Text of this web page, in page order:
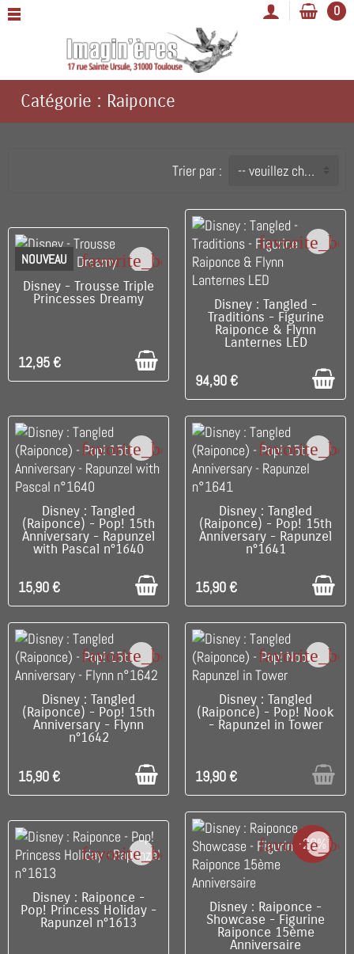
0
Catégorie : Raiponce
Trier par : -- veuillez choisir --
NOUVEAU
C'EST LE DERNIER !
favorite_border
Disney - Trousse Triple
Princesses Dreamy
12,95 €
C'EST LE DERNIER !
Disney : Tangled -
Traditions - Figurine
Raiponce & Flynn
Lanternes LED
94,90 €
C'EST LE DERNIER !
favorite_border
Disney : Tangled
(Raiponce) - Pop! 15th
Anniversary - Rapunzel
with Pascal n°1640
15,90 €
C'EST LE DERNIER !
Disney : Tangled
(Raiponce) - Pop! 15th
Anniversary - Rapunzel
n°1641
15,90 €
C'EST LE DERNIER !
favorite_border
Disney : Tangled
(Raiponce) - Pop! 15th
Anniversary - Flynn
n°1642
15,90 €
RUPTURE DE STOCK
Disney : Tangled
(Raiponce) - Pop! Nook
- Rapunzel in Tower
19,90 €
C'EST LE DERNIER !
favorite_border
Disney : Raiponce -
Pop! Princess Holiday -
Rapunzel n°1613
-20%
C'EST LE DERNIER !
Disney : Raiponce -
Showcase - Figurine
Raiponce 15ème
Anniversaire